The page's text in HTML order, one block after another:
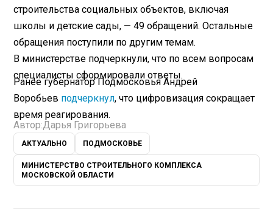
строительства социальных объектов, включая
школы и детские сады, — 49 обращений. Остальные
обращения поступили по другим темам.
В министерстве подчеркнули, что по всем вопросам
специалисты сформировали ответы.
Ранее губернатор Подмосковья Андрей
Воробьев подчеркнул, что цифровизация сокращает
время реагирования.
Автор:Дарья Григорьева
АКТУАЛЬНО ПОДМОСКОВЬЕ
МИНИСТЕРСТВО СТРОИТЕЛЬНОГО КОМПЛЕКСА
МОСКОВСКОЙ ОБЛАСТИ